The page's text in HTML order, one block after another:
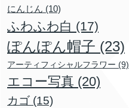
にんじん (10)
ふわふわ白 (17)
ぽんぽん帽子 (23)
アーティフィシャルフラワー (9)
エコー写真 (20)
カゴ (15)